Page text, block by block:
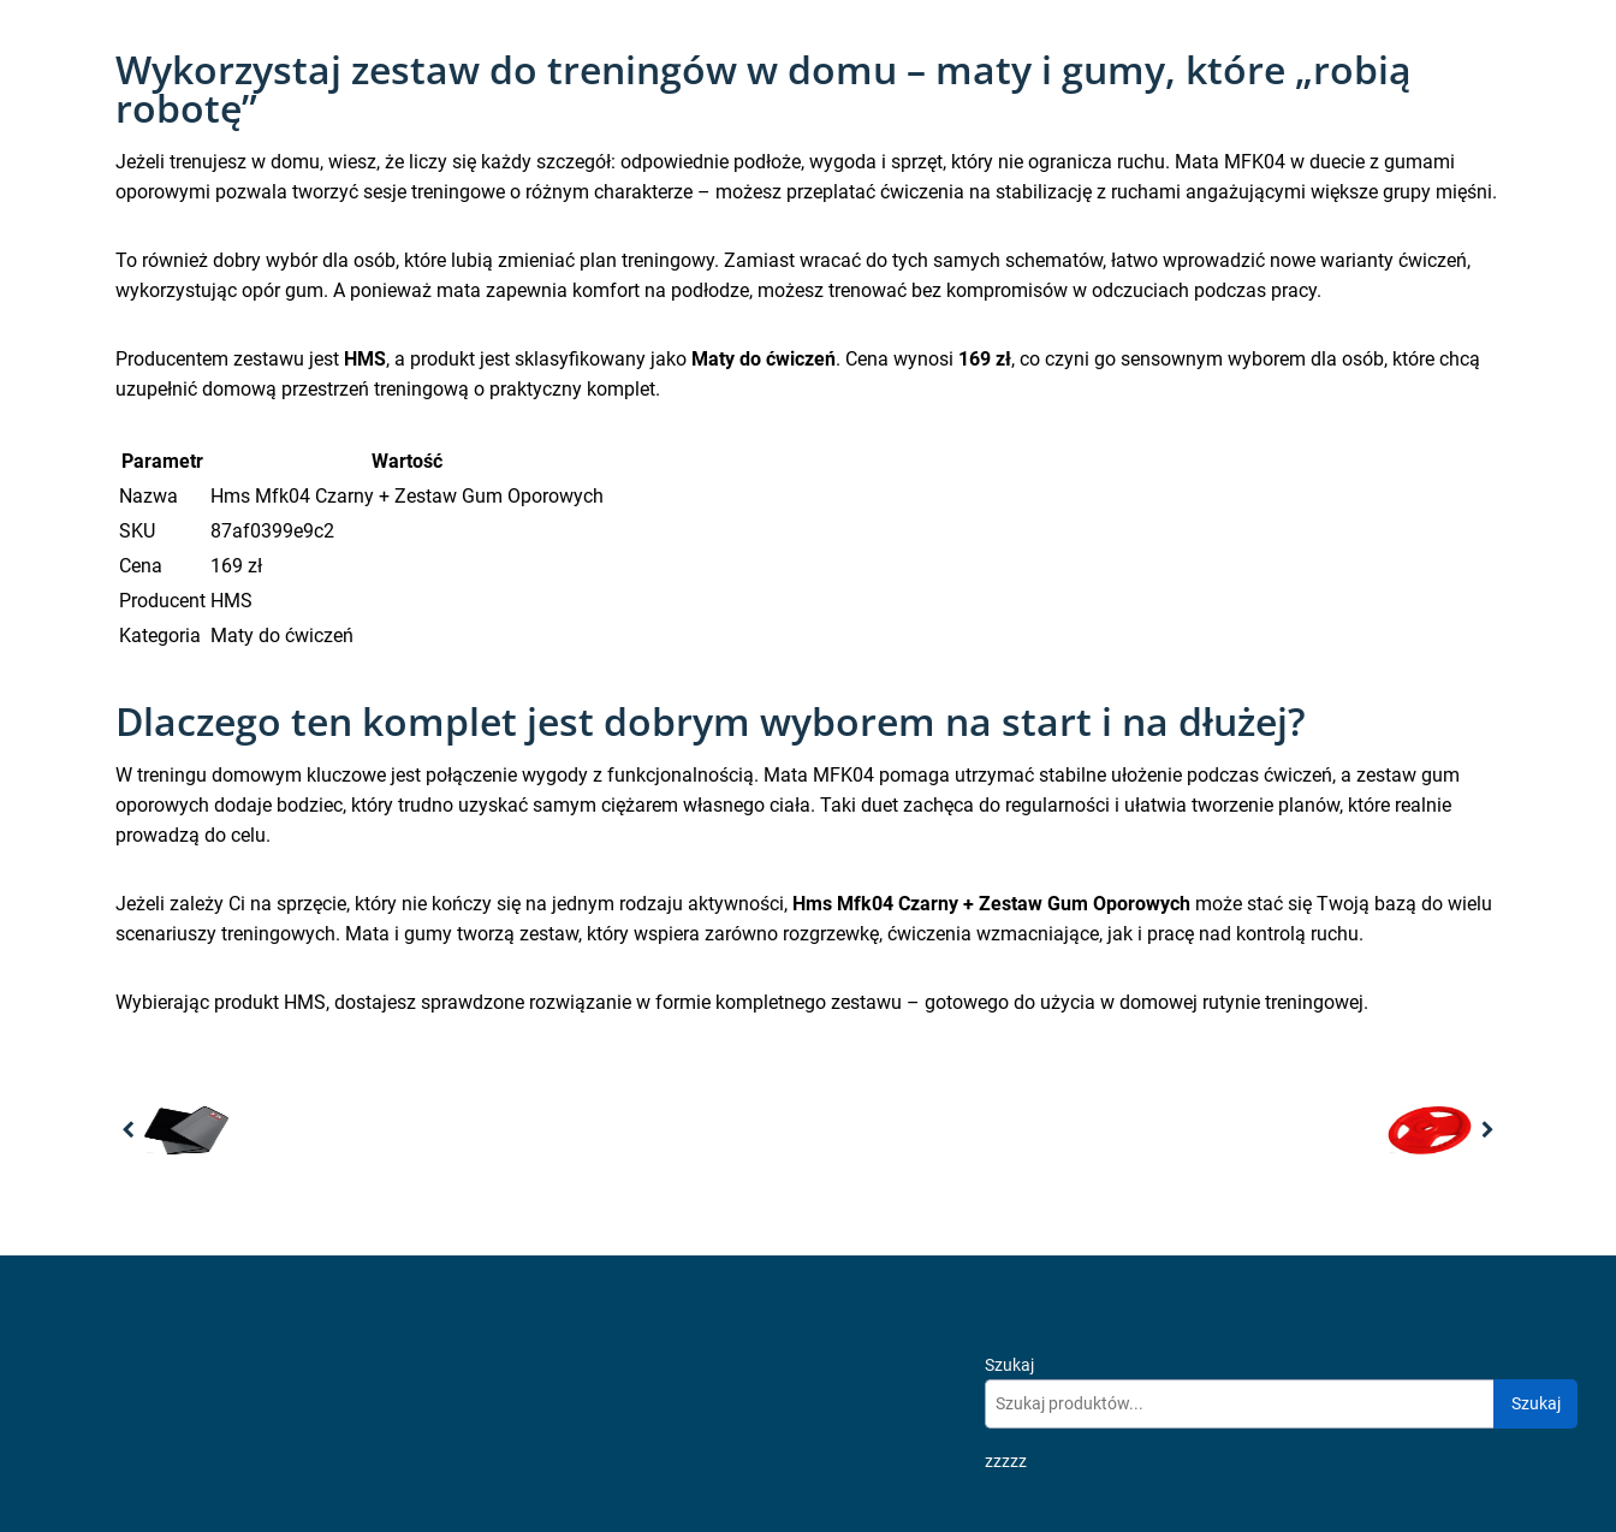
Wykorzystaj zestaw do treningów w domu – maty i gumy, które „robią
robotę”
Jeżeli trenujesz w domu, wiesz, że liczy się każdy szczegół: odpowiednie podłoże, wygoda i sprzęt, który nie ogranicza ruchu. Mata MFK04 w duecie z gumami
oporowymi pozwala tworzyć sesje treningowe o różnym charakterze – możesz przeplatać ćwiczenia na stabilizację z ruchami angażującymi większe grupy mięśni.
To również dobry wybór dla osób, które lubią zmieniać plan treningowy. Zamiast wracać do tych samych schematów, łatwo wprowadzić nowe warianty ćwiczeń,
wykorzystując opór gum. A ponieważ mata zapewnia komfort na podłodze, możesz trenować bez kompromisów w odczuciach podczas pracy.
Producentem zestawu jest HMS, a produkt jest sklasyfikowany jako Maty do ćwiczeń. Cena wynosi 169 zł, co czyni go sensownym wyborem dla osób, które chcą
uzupełnić domową przestrzeń treningową o praktyczny komplet.
Parametr
Wartość
Nazwa
Hms Mfk04 Czarny + Zestaw Gum Oporowych
SKU
87af0399e9c2
Cena
169 zł
Producent HMS
Kategoria Maty do ćwiczeń
Dlaczego ten komplet jest dobrym wyborem na start i na dłużej?
W treningu domowym kluczowe jest połączenie wygody z funkcjonalnością. Mata MFK04 pomaga utrzymać stabilne ułożenie podczas ćwiczeń, a zestaw gum
oporowych dodaje bodziec, który trudno uzyskać samym ciężarem własnego ciała. Taki duet zachęca do regularności i ułatwia tworzenie planów, które realnie
prowadzą do celu.
Jeżeli zależy Ci na sprzęcie, który nie kończy się na jednym rodzaju aktywności, Hms Mfk04 Czarny + Zestaw Gum Oporowych może stać się Twoją bazą do wielu
scenariuszy treningowych. Mata i gumy tworzą zestaw, który wspiera zarówno rozgrzewkę, ćwiczenia wzmacniające, jak i pracę nad kontrolą ruchu.
Wybierając produkt HMS, dostajesz sprawdzone rozwiązanie w formie kompletnego zestawu – gotowego do użycia w domowej rutynie treningowej.
Szukaj
Szukaj
zzzzz